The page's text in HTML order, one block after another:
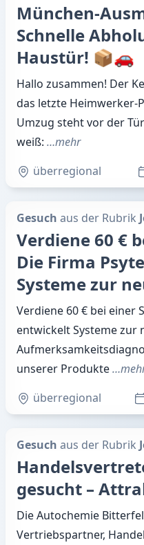
München-
Schnelle
Haustür! 📦🚗
Hallo zusammen! Der
das letzte
Umzug steht vor der
weiß: …mehr
überregional
Gesuch aus der Rubrik
Verdiene 60 €
Die Firma
Systeme zur
Verdiene 60 € bei einer
entwickelt Systeme zur
unserer Produkte
überregional
Gesuch aus der Rubrik
gesucht –
Die Autochemie
Vertriebspartner,